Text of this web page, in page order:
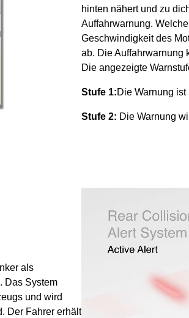
hinten nähert und zu
Auffahrwarnung.
Geschwindigkeit des
ab. Die Auffahrwarnung
Die angezeigte
Stufe 1:Die Warnung
Stufe 2: Die Warnung
als
Das System
und wird
Der Fahrer erhält